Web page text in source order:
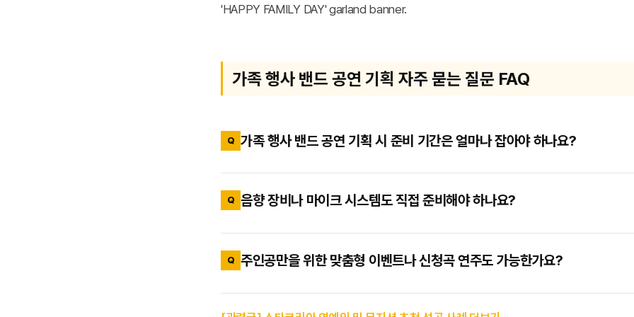
가족 행사 밴드 공연 기획 자주 묻는 질문 FAQ
가족 행사 밴드 공연 기획 시 준비 기간은 얼마나 잡아야 하나요?
완성도 높은 무대 연출과 맞춤형 아티스트 스케줄 확보를 위해서는 최소 1개월에서 2
것을 권장합니다. 특히 주말이나 연말연시, 가정의 달인 5월 등 성수기에는 예약이 빠르
음향 장비나 마이크 시스템도 직접 준비해야 하나요?
아닙니다. 스타코리아는 행사가 진행되는 장소(호텔 연회장, 야외 가든, 프라이빗 룸
맞춰 최적의 음향 시스템을 패키지로 일괄 지원합니다. 의뢰인께서는 별도의 하드웨어
주인공만을 위한 맞춤형 이벤트나 신청곡 연주도 가능한가요?
당연히 가능합니다. 사전 조율 미팅을 통해 주인공이 평소 좋아하시던 애창곡이나 가